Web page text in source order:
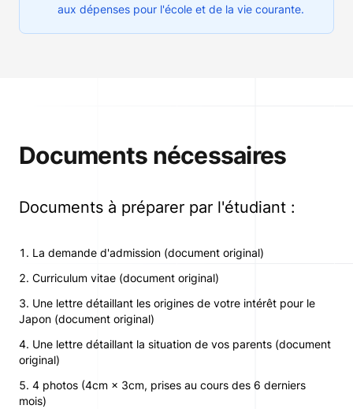
aux dépenses pour l'école et de la vie courante.
Documents nécessaires
Documents à préparer par l'étudiant :
La demande d'admission (document original)
Curriculum vitae (document original)
Une lettre détaillant les origines de votre intérêt pour le
Japon (document original)
Une lettre détaillant la situation de vos parents (document
original)
4 photos (4cm × 3cm, prises au cours des 6 derniers
mois)